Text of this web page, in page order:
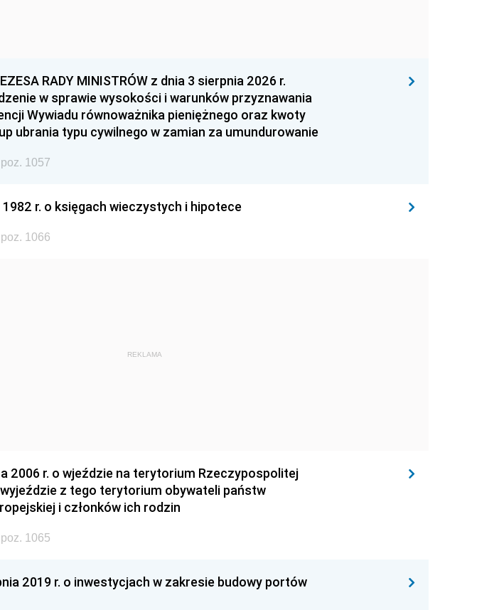
RADY MINISTRÓW z dnia 3 sierpnia 2026 r.
w sprawie wysokości i warunków przyznawania
Wywiadu równoważnika pieniężnego oraz kwoty
ubrania typu cywilnego w zamian za umundurowanie
1057
1982 r. o księgach wieczystych i hipotece
1066
REKLAMA
2006 r. o wjeździe na terytorium Rzeczypospolitej
z tego terytorium obywateli państw
i członków ich rodzin
1065
2019 r. o inwestycjach w zakresie budowy portów